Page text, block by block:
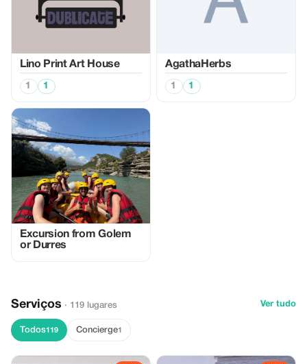
Lino Print Art House
1 1
AgathaHerbs
1 1
Excursion from Golem
or Durres
Serviços · 119 lugares Ver tudo
Todos119 Concierge1